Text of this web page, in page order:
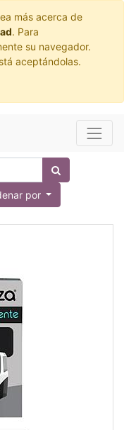
más acerca de
. Para
su navegador.
aceptándolas.
por